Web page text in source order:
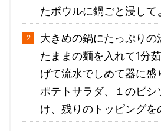
たボウルに鍋ごと浸して
大きめの鍋にたっぷりの
たままの麺を入れて1分
げて流水でしめて器に
ポテトサラダ、１のビ
け、残りのトッピングを